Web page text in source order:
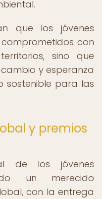
que los jóvenes
con
sino que
y esperanza
sostenible para las
y premios
de los jóvenes
un merecido
con la entrega